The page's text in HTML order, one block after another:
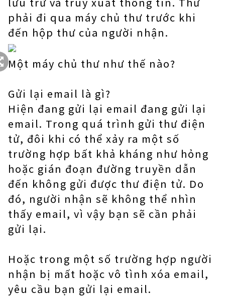
phải đi qua máy chủ thư trước khi
đến hộp thư của người nhận.
Một máy chủ thư như thế nào?
Gửi lại email là gì?
Hiện đang gửi lại email đang gửi lại
email. Trong quá trình gửi thư điện
tử, đôi khi có thể xảy ra một số
trường hợp bất khả kháng như hỏng
hoặc gián đoạn đường truyền dẫn
đến không gửi được thư điện tử. Do
đó, người nhận sẽ không thể nhìn
thấy email, vì vậy bạn sẽ cần phải
gửi lại.
Hoặc trong một số trường hợp người
nhận bị mất hoặc vô tình xóa email,
yêu cầu bạn gửi lại email.